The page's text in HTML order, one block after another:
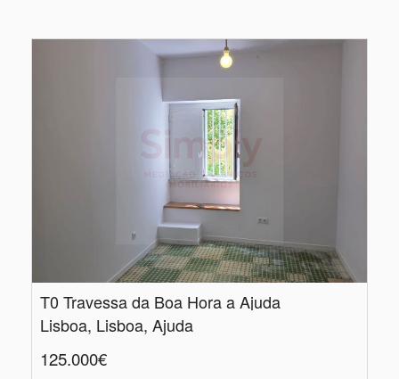
T0 Travessa da Boa Hora a Ajuda
Lisboa, Lisboa, Ajuda
125.000€